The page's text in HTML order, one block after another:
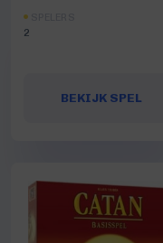
2
BEKIJK SPEL